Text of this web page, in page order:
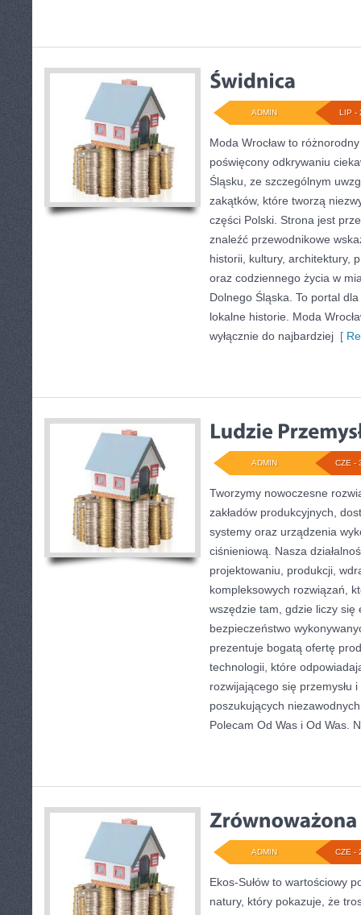
LIP -
ADMIN
Moda Wrocław to
poświęcony odkrywaniu
Śląsku, ze szczególnym
zakątków, które tworzą
części Polski. Strona jest
znaleźć przewodnikowe
historii, kultury, architektury,
oraz codziennego życia w
Dolnego Śląska. To portal
lokalne historie. Moda
wyłącznie do najbardziej [
CZE -
ADMIN
Tworzymy nowoczesne
zakładów produkcyjnych,
systemy oraz urządzenia
ciśnieniową. Nasza
projektowaniu, produkcji,
kompleksowych rozwiązań,
wszędzie tam, gdzie liczy
bezpieczeństwo
prezentuje bogatą ofertę
technologii, które
rozwijającego się przemysłu
poszukujących
Polecam Od Was i Od Was.
CZE -
ADMIN
Ekos-Sułów to wartościowy
natury, który pokazuje, że